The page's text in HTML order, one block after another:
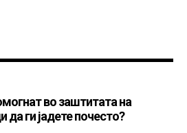
во заштитата на
ги јадете почесто?